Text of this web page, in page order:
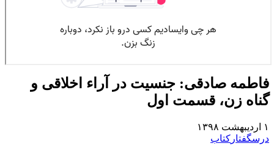
فاطمه صادقی: جنسیت در آراء اخلاقی و
گناه زن، قسمت اول
۱ اردیبهشت ۱۳۹۸
درسگفتار کتاب